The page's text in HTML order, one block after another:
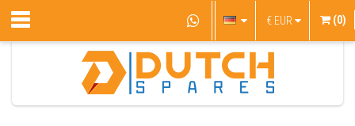
€ EUR (0)